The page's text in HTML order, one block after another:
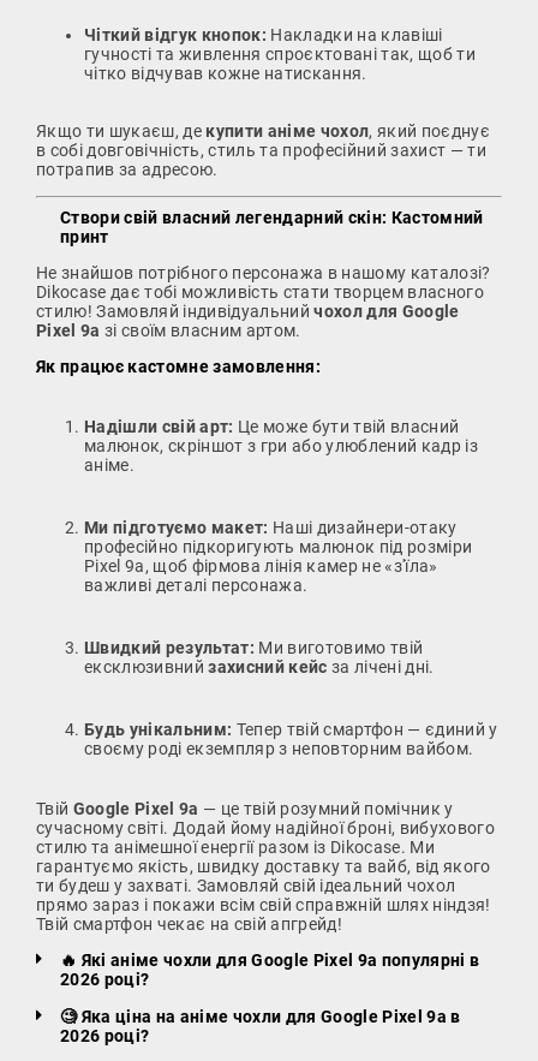
Чіткий відгук кнопок: Накладки на клавіші
гучності та живлення спроєктовані так, щоб ти
чітко відчував кожне натискання.
Якщо ти шукаєш, де купити аніме чохол, який поєднує
в собі довговічність, стиль та професійний захист — ти
потрапив за адресою.
Створи свій власний легендарний скін: Кастомний
принт
Не знайшов потрібного персонажа в нашому каталозі?
Dikocase дає тобі можливість стати творцем власного
стилю! Замовляй індивідуальнийчохол для Google
Pixel 9a зі своїм власним артом.
Як працює кастомне замовлення:
Надішли свій арт: Це може бути твій власний
малюнок, скріншот з гри або улюблений кадр із
аніме.
Ми підготуємо макет: Наші дизайнери-отаку
професійно підкоригують малюнок під розміри
Pixel 9a, щоб фірмова лінія камер не «з'їла»
важливі деталі персонажа.
Швидкий результат: Ми виготовимо твій
ексклюзивнийзахисний кейс за лічені дні.
Будь унікальним: Тепер твій смартфон — єдиний у
своєму роді екземпляр з неповторним вайбом.
Твій Google Pixel 9a — це твій розумний помічник у
сучасному світі. Додай йому надійної броні, вибухового
стилю та анімешної енергії разом із Dikocase. Ми
гарантуємо якість, швидку доставку та вайб, від якого
ти будеш у захваті. Замовляй свій ідеальний чохол
прямо зараз і покажи всім свій справжній шлях ніндзя!
Твій смартфон чекає на свій апгрейд!
🔥 Які аніме чохли для Google Pixel 9a популярні в
2026 році?
🧐 Яка ціна на аніме чохли для Google Pixel 9a в
2026 році?